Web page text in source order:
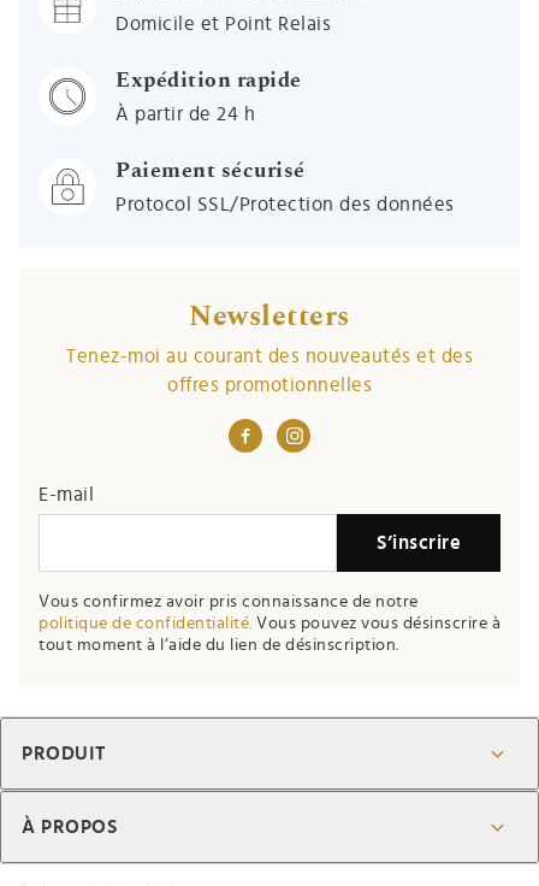
Domicile et Point Relais
Expédition rapide
À partir de 24 h
Paiement sécurisé
Protocol SSL/Protection des données
Newsletters
Tenez-moi au courant des nouveautés et des
offres promotionnelles
E-mail
S’inscrire
Vous confirmez avoir pris connaissance de notre
politique de confidentialité. Vous pouvez vous désinscrire à
tout moment à l’aide du lien de désinscription.
PRODUIT
À PROPOS